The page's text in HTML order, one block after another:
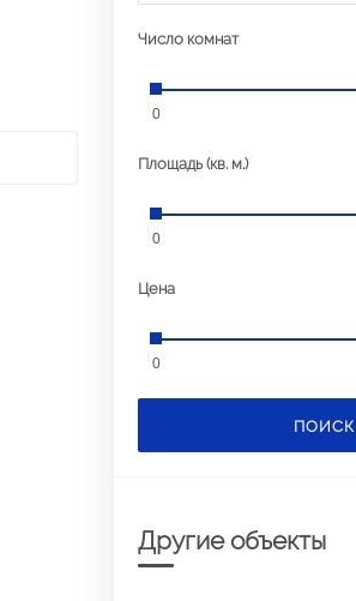
Число комнат
0
Площадь (кв. м.)
0
Цена
0
ПОИСК
Другие объекты